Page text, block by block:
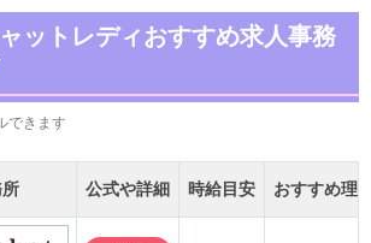
ットレディおすすめ求人事務
できます
公式や詳細 時給目安 おすすめ理